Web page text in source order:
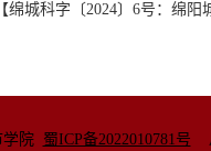
绵城科字〔2024〕6号：绵阳
学院 蜀ICP备2022010781号